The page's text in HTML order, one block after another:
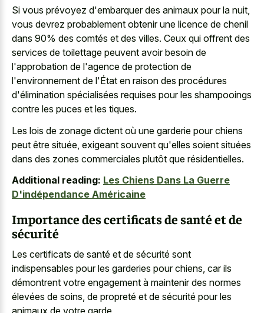
Si vous prévoyez d'embarquer des animaux pour la nuit,
vous devrez probablement obtenir une licence de chenil
dans 90% des comtés et des villes. Ceux qui offrent des
services de toilettage peuvent avoir besoin de
l'approbation de l'agence de protection de
l'environnement de l'État en raison des procédures
d'élimination spécialisées requises pour les shampooings
contre les puces et les tiques.
Les lois de zonage dictent où une garderie pour chiens
peut être située, exigeant souvent qu'elles soient situées
dans des zones commerciales plutôt que résidentielles.
Additional reading: Les Chiens Dans La Guerre
D'indépendance Américaine
Importance des certificats de santé et de
sécurité
Les certificats de santé et de sécurité sont
indispensables pour les garderies pour chiens, car ils
démontrent votre engagement à maintenir des normes
élevées de soins, de propreté et de sécurité pour les